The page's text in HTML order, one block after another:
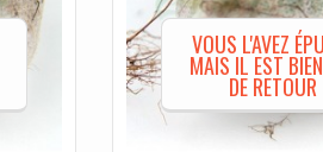
VOUS L'AVEZ
MAIS IL EST
DE RETOUR